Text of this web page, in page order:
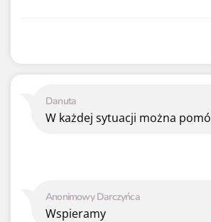
Anonimowy Darczyńca
Wspieramy
Danuta
W każdej sytuacji można